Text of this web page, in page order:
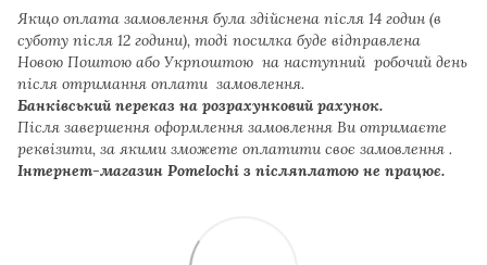
Якщо оплата замовлення була здійснена після 14 годин (в
суботу після 12 години), тоді посилка буде відправлена
Новою Поштою або Укрпоштою на наступний робочий день
після отримання оплати замовлення.
Банківський переказ на розрахунковий рахунок.
Після завершення оформлення замовлення Ви отримаєте
реквізити, за якими зможете оплатити своє замовлення .
Інтернет-магазин Pomelochi з післяплатою не працює.